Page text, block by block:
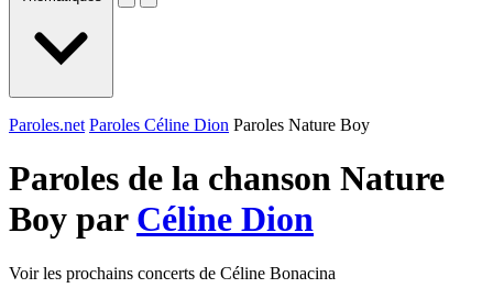
Paroles.net Paroles Céline Dion Paroles Nature Boy
Paroles de la chanson Nature
Boy par Céline Dion
Voir les prochains concerts de Céline Bonacina